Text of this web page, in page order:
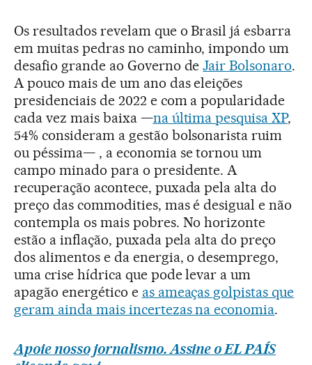
Os resultados revelam que o Brasil já esbarra
em muitas pedras no caminho, impondo um
desafio grande ao Governo deJair Bolsonaro.
A pouco mais de um ano das eleições
presidenciais de 2022 e com a popularidade
cada vez mais baixa —na última pesquisa XP,
54% consideram a gestão bolsonarista ruim
ou péssima— , a economia se tornou um
campo minado para o presidente. A
recuperação acontece, puxada pela alta do
preço das commodities, mas é desigual e não
contempla os mais pobres. No horizonte
estão a inflação, puxada pela alta do preço
dos alimentos e da energia, o desemprego,
uma crise hídrica que pode levar a um
apagão energético e as ameaças golpistas que
geram ainda mais incertezas na economia.
Apoie nosso jornalismo. Assine o EL PAÍS